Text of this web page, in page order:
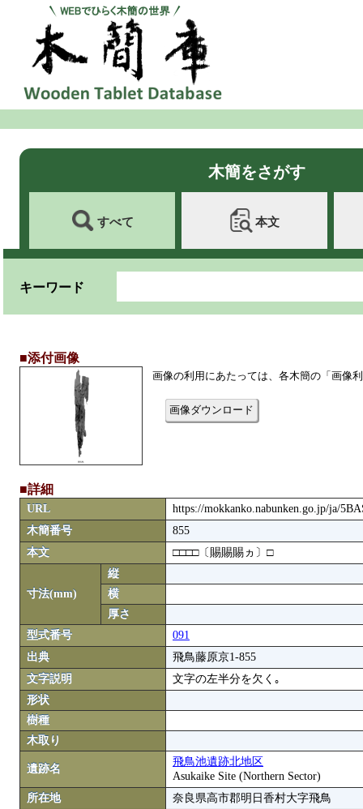
木簡をさがす
すべて 本文
キーワード
■添付画像
画像の利用にあたっては、各木簡の「画像
画像ダウンロード
■詳細
URL
https://mokkanko.nabunken.go.jp/ja/
木簡番号
855
本文
□□□□〔賜賜賜ヵ〕□
寸法(mm)
縦
横
厚さ
型式番号
091
出典
飛鳥藤原京1-855
文字説明
文字の左半分を欠く｡
形状
樹種
木取り
遺跡名
飛鳥池遺跡北地区
Asukaike Site (Northern Sector)
所在地
奈良県高市郡明日香村大字飛鳥